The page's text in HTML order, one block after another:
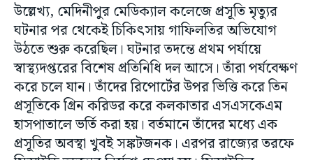
উল্লেখ্য, মেদিনীপুর মেডিক্যাল কলেজে প্রসূতি মৃত্যুর
ঘটনার পর থেকেই চিকিৎসায় গাফিলতির অভিযোগ
উঠতে শুরু করেছিল। ঘটনার তদন্তে প্রথম পর্যায়ে
স্বাস্থ্যদপ্তরের বিশেষ প্রতিনিধি দল আসে। তাঁরা পর্যবেক্ষণ
করে চলে যান। তাঁদের রিপোর্টের উপর ভিত্তি করে তিন
প্রসূতিকে গ্রিন করিডর করে কলকাতার এসএসকেএম
হাসপাতালে ভর্তি করা হয়। বর্তমানে তাঁদের মধ্যে এক
প্রসূতির অবস্থা খুবই সঙ্কটজনক। এরপর রাজ্যের তরফে